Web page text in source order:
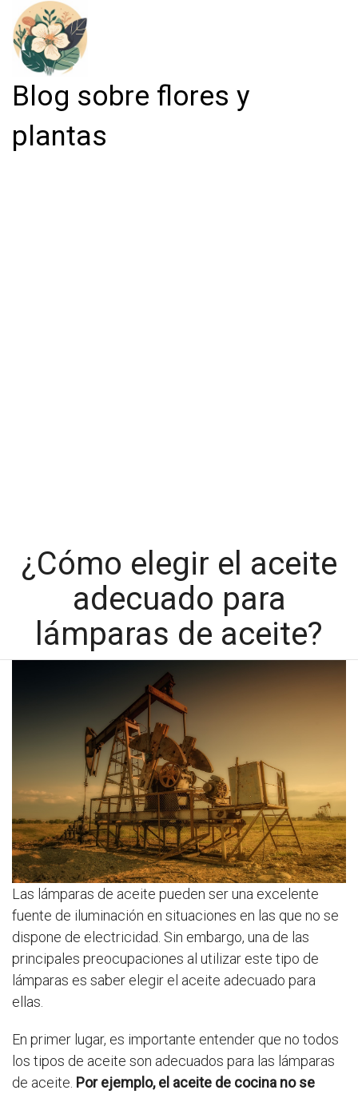
Blog sobre flores y
plantas
¿Cómo elegir el aceite
adecuado para
lámparas de aceite?
Las lámparas de aceite pueden ser una excelente
fuente de iluminación en situaciones en las que no se
dispone de electricidad. Sin embargo, una de las
principales preocupaciones al utilizar este tipo de
lámparas es saber elegir el aceite adecuado para
ellas.
En primer lugar, es importante entender que no todos
los tipos de aceite son adecuados para las lámparas
de aceite. Por ejemplo, el aceite de cocina no se